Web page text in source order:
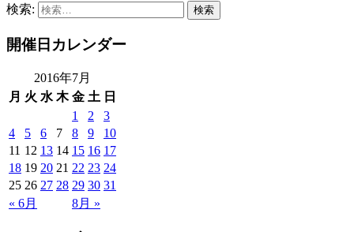
検索:
開催日カレンダー
2016年7月
月 火 水 木 金 土 日
« 6月 8月 »
1 2
3
4
5 6 7 8 9
10
11 12 13 14 15 16 17
18 19 20 21 22 23 24
25 26 27 28 29 30 31